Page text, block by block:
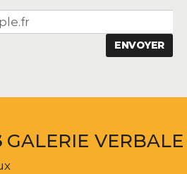
GALERIE VERBALE